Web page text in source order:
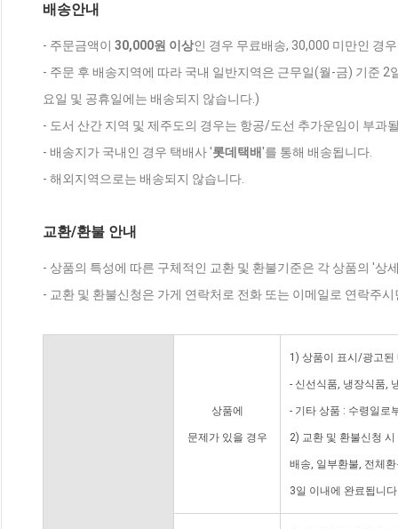
배송안내
- 주문금액이 30,000원 이상인 경우 무료배송, 30,000 미만인 경
- 주문 후 배송지역에 따라 국내 일반지역은 근무일(월-금) 기준
요일 및 공휴일에는 배송되지 않습니다.)
- 도서 산간 지역 및 제주도의 경우는 항공/도선 추가운임이 부과
- 배송지가 국내인 경우 택배사 '롯데택배'를 통해 배송됩니다.
- 해외지역으로는 배송되지 않습니다.
교환/환불 안내
- 상품의 특성에 따른 구체적인 교환 및 환불기준은 각 상품의 '상
- 교환 및 환불신청은 가게 연락처로 전화 또는 이메일로 연락주
상품에
문제가 있을 경우
1) 상품이 표시/광고된
- 신선식품, 냉장식품,
- 기타 상품 : 수령일로
2) 교환 및 환불신청
배송, 일부환불, 전체
3일 이내에 완료됩니